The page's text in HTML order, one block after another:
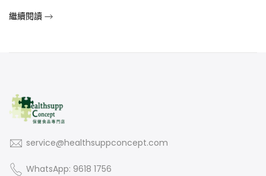
繼續閱讀
service@healthsuppconcept.com
WhatsApp: 9618 1756